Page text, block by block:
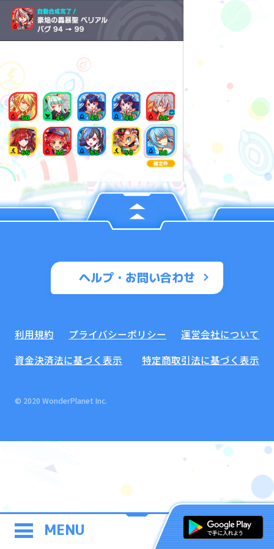
MENU
ヘルプ・お問い合わせ
利用規約 プライバシーポリシー
運営会社について
資金決済法に基づく表示
特定商取引法に基づく表示
© 2020 WonderPlanet Inc.